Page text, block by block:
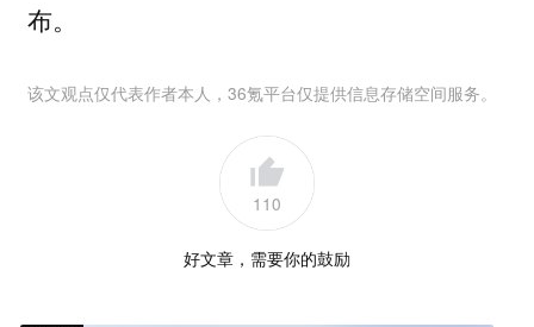
布。
该文观点仅代表作者本人，36氪平台仅提供信息存储空间服务。
110
好文章，需要你的鼓励